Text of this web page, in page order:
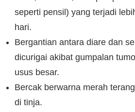
seperti pensil) yang terjadi
hari.
Bergantian antara diare dan
dicurigai akibat gumpalan
usus besar.
Bercak berwarna merah
di tinja.